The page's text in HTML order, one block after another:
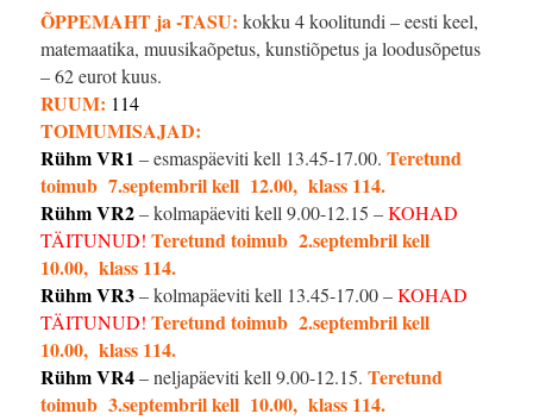
ÕPPEMAHT ja -TASU: kokku 4 koolitundi – eesti keel,
matemaatika, muusikaõpetus, kunstiõpetus ja loodusõpetus
– 62 eurot kuus.
RUUM: 114
TOIMUMISAJAD:
Rühm VR1 – esmaspäeviti kell 13.45-17.00. Teretund
toimub 7.septembril kell 12.00, klass 114.
Rühm VR2– kolmapäeviti kell 9.00-12.15 –KOHAD
TÄITUNUD! Teretund toimub 2.septembril kell
10.00, klass 114.
Rühm VR3– kolmapäeviti kell 13.45-17.00 –KOHAD
TÄITUNUD! Teretund toimub 2.septembril kell
10.00, klass 114.
Rühm VR4– neljapäeviti kell 9.00-12.15. Teretund
toimub 3.septembril kell 10.00, klass 114.